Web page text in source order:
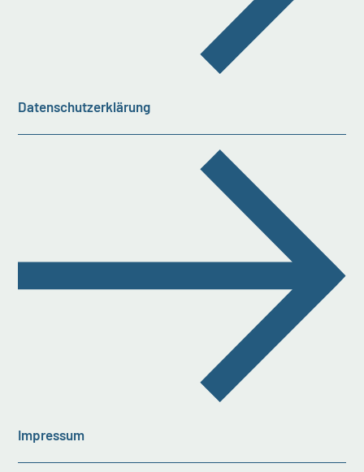
Datenschutzerklärung
Impressum